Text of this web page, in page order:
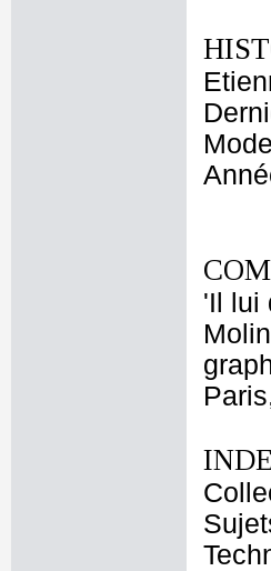
'Il lui